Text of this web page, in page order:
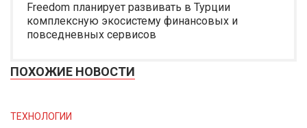
Freedom планирует развивать в Турции
комплексную экосистему финансовых и
повседневных сервисов
ПОХОЖИЕ НОВОСТИ
ТЕХНОЛОГИИ